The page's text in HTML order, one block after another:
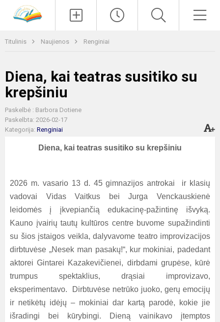
Titulinis Naujienos Renginiai
Diena, kai teatras susitiko su
krepšiniu
Paskelbė : Barbora Dotiene
Paskelbta: 2026-02-17
Kategorija: Renginiai
Diena, kai teatras susitiko su krepšiniu
2026 m. vasario 13 d. 45 gimnazijos antrokai ir klasių
vadovai Vidas Vaitkus bei Jurga Venckauskienė
leidomės į įkvepiančią edukacinę-pažintinę išvyką.
Kauno įvairių tautų kultūros centre buvome supažindinti
su šios įstaigos veikla, dalyvavome teatro improvizacijos
dirbtuvėse „Nesek man pasakų!“, kur mokiniai, padedant
aktorei Gintarei Kazakevičienei, dirbdami grupėse, kūrė
trumpus spektaklius, drąsiai improvizavo,
eksperimentavo. Dirbtuvėse netrūko juoko, gerų emocijų
ir netikėtų idėjų – mokiniai dar kartą parodė, kokie jie
išradingi bei kūrybingi. Dieną vainikavo įtemptos